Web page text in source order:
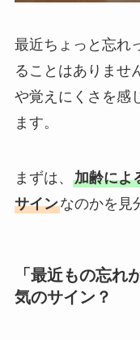
最近ちょっと忘れ
ることはありませ
や覚えにくさを感
ます。
まずは、 加齢によ
サインなのかを見
「最近もの忘れ
気のサイン？